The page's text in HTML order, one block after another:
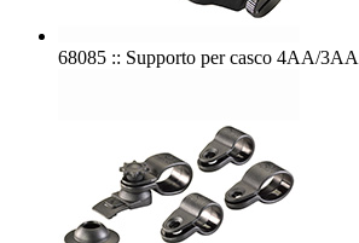
68085 :: Supporto per casco 4AA/3AA